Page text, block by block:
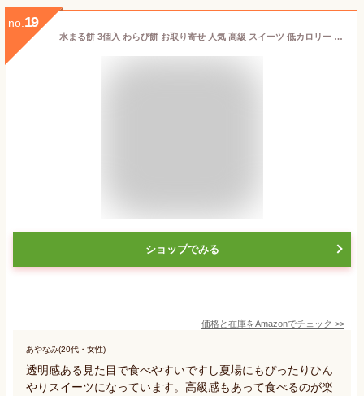
no. 19
水まる餅 3個入 わらび餅 お取り寄せ 人気 高級 スイーツ 低カロリー 和菓子 ギフト
ショップでみる
価格と在庫をAmazonでチェック >>
あやなみ(20代・女性)
透明感ある見た目で食べやすいですし夏場にもぴったりひん
やりスイーツになっています。高級感もあって食べるのが楽